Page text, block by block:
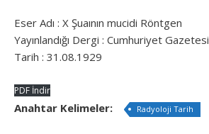
Eser Adı : X Şuaının mucidi Röntgen
Yayınlandığı Dergi : Cumhuriyet Gazetesi
Tarih : 31.08.1929
PDF İndir
Anahtar Kelimeler: Radyoloji Tarih